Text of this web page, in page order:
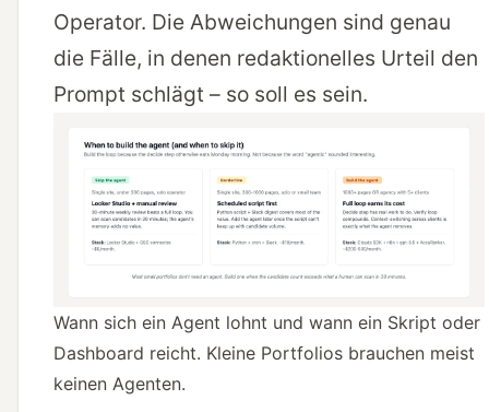
Operator. Die Abweichungen sind genau
die Fälle, in denen redaktionelles Urteil den
Prompt schlägt – so soll es sein.
Wann sich ein Agent lohnt und wann ein Skript oder
Dashboard reicht. Kleine Portfolios brauchen meist
keinen Agenten.